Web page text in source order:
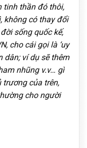
tinh thần đó thôi,
không có thay đổi
sống quốc kế,
cho cái gọi là ‘uy
dân; ví dụ sẽ thêm
nhũng v.v… gì
trương của trên,
cho người